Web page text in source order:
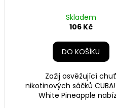
Skladem
106 Kč
DO KOŠÍKU
Zažij osvěžující chuť
nikotinových sáčků CUBA!
White Pineapple